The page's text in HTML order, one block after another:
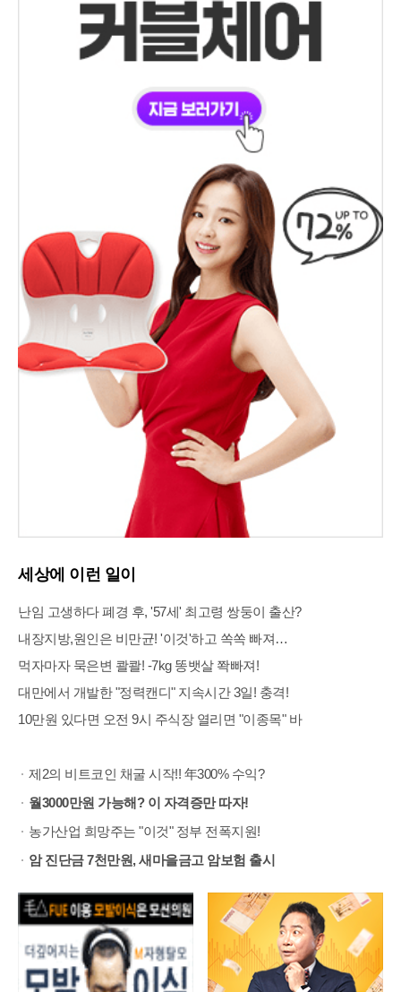
세상에 이런 일이
난임 고생하다 폐경 후, '57세' 최고령 쌍둥이 출산?
내장지방,원인은 비만균! '이것'하고 쏙쏙 빠져…
먹자마자 묵은변 콸콸! -7kg 똥뱃살 쫙빠져!
대만에서 개발한 "정력캔디" 지속시간 3일! 충격!
10만원 있다면 오전 9시 주식장 열리면 "이종목" 바
제2의 비트코인 채굴 시작!! 年300% 수익?
월3000만원 가능해? 이 자격증만 따자!
농가산업 희망주는 "이것" 정부 전폭지원!
암 진단금 7천만원, 새마을금고 암보험 출시